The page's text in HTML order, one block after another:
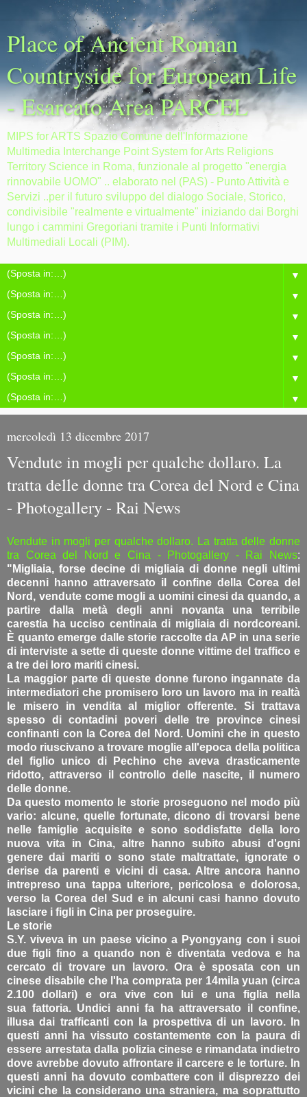
Place of Ancient Roman
Countryside for European Life
- Esarcato Area PARCEL
MIPS for ARTS Spazio Comune dell'Informazione
Multimedia Interchange Point System for Arts Religions
Territory Science in Roma, funzionale al progetto "energia
rinnovabile UOMO" .. elaborato nel (PAS) - Punto Attività e
Servizi ..per il futuro sviluppo del dialogo Sociale, Storico,
condivisibile "realmente e virtualmente" iniziando dai Borghi
lungo i cammini Gregoriani tramite i Punti Informativi
Multimediali Locali (PIM).
▼
▼
▼
▼
▼
▼
▼
mercoledì 13 dicembre 2017
Vendute in mogli per qualche dollaro. La
tratta delle donne tra Corea del Nord e Cina
- Photogallery - Rai News
Vendute in mogli per qualche dollaro. La tratta delle donne
tra Corea del Nord e Cina - Photogallery - Rai News:
"Migliaia, forse decine di migliaia di donne negli ultimi
decenni hanno attraversato il confine della Corea del
Nord, vendute come mogli a uomini cinesi da quando, a
partire dalla metà degli anni novanta una terribile
carestia ha ucciso centinaia di migliaia di nordcoreani.
È quanto emerge dalle storie raccolte da AP in una serie
di interviste a sette di queste donne vittime del traffico e
a tre dei loro mariti cinesi.
La maggior parte di queste donne furono ingannate da
intermediatori che promisero loro un lavoro ma in realtà
le misero in vendita al miglior offerente. Si trattava
spesso di contadini poveri delle tre province cinesi
confinanti con la Corea del Nord. Uomini che in questo
modo riuscivano a trovare moglie all'epoca della politica
del figlio unico di Pechino che aveva drasticamente
ridotto, attraverso il controllo delle nascite, il numero
delle donne.
Da questo momento le storie proseguono nel modo più
vario: alcune, quelle fortunate, dicono di trovarsi bene
nelle famiglie acquisite e sono soddisfatte della loro
nuova vita in Cina, altre hanno subito abusi d'ogni
genere dai mariti o sono state maltrattate, ignorate o
derise da parenti e vicini di casa. Altre ancora hanno
intrepreso una tappa ulteriore, pericolosa e dolorosa,
verso la Corea del Sud e in alcuni casi hanno dovuto
lasciare i figli in Cina per proseguire.
Le storie
S.Y. viveva in un paese vicino a Pyongyang con i suoi
due figli fino a quando non è diventata vedova e ha
cercato di trovare un lavoro. Ora è sposata con un
cinese disabile che l'ha comprata per 14mila yuan (circa
2.100 dollari) e ora vive con lui e una figlia nella
sua fattoria. Undici anni fa ha attraversato il confine,
illusa dai trafficanti con la prospettiva di un lavoro. In
questi anni ha vissuto costantemente con la paura di
essere arrestata dalla polizia cinese e rimandata indietro
dove avrebbe dovuto affrontare il carcere e le torture. In
questi anni ha dovuto combattere con il disprezzo dei
vicini che la considerano una straniera, ma soprattutto